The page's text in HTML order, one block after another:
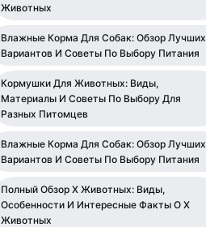
Животных
Влажные Корма Для Собак: Обзор Лучших
Вариантов И Советы По Выбору Питания
Кормушки Для Животных: Виды,
Материалы И Советы По Выбору Для
Разных Питомцев
Влажные Корма Для Собак: Обзор Лучших
Вариантов И Советы По Выбору Питания
Полный Обзор Х Животных: Виды,
Особенности И Интересные Факты О Х
Животных